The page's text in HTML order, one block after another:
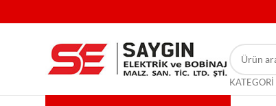
KATEGORI